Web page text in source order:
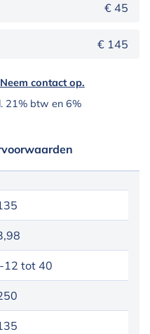
€ 45
€ 145
Neem contact op.
21% btw en 6%
12 tot 40